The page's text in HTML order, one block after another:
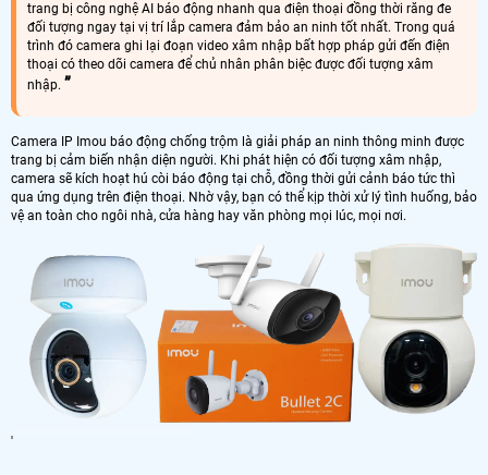
trang bị công nghệ AI báo động nhanh qua điện thoại đồng thời răng đe
đối tượng ngay tại vị trí lắp camera đảm bảo an ninh tốt nhất. Trong quá
trình đó camera ghi lại đoạn video xâm nhập bất hợp pháp gửi đến điện
thoại có theo dõi camera để chủ nhân phân biệc được đối tượng xâm
nhập.
Camera IP Imou báo động chống trộm là giải pháp an ninh thông minh được
trang bị cảm biến nhận diện người. Khi phát hiện có đối tượng xâm nhập,
camera sẽ kích hoạt hú còi báo động tại chỗ, đồng thời gửi cảnh báo tức thì
qua ứng dụng trên điện thoại. Nhờ vậy, bạn có thể kịp thời xử lý tình huống, bảo
vệ an toàn cho ngôi nhà, cửa hàng hay văn phòng mọi lúc, mọi nơi.
'